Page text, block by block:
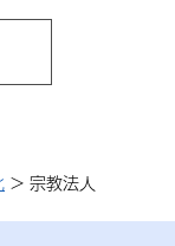
> 宗教法人